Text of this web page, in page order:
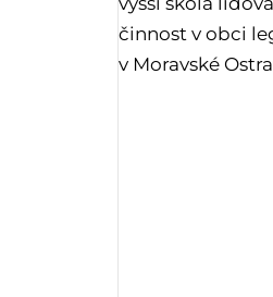
činnost v obci
v Moravské